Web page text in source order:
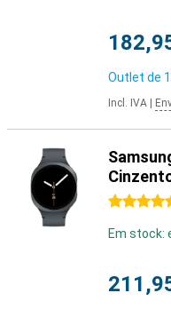
Outlet de
Incl. IVA
4.5
Em stock: